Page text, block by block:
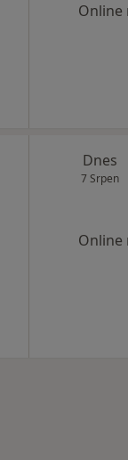
Online
Dnes
7 Srpen
Online